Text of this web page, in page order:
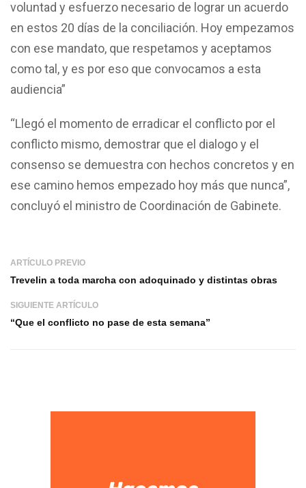
voluntad y esfuerzo necesario de lograr un acuerdo
en estos 20 días de la conciliación. Hoy empezamos
con ese mandato, que respetamos y aceptamos
como tal, y es por eso que convocamos a esta
audiencia”
“Llegó el momento de erradicar el conflicto por el
conflicto mismo, demostrar que el dialogo y el
consenso se demuestra con hechos concretos y en
ese camino hemos empezado hoy más que nunca”,
concluyó el ministro de Coordinación de Gabinete.
ARTÍCULO PREVIO
Trevelin a toda marcha con adoquinado y distintas obras
SIGUIENTE ARTÍCULO
“Que el conflicto no pase de esta semana”